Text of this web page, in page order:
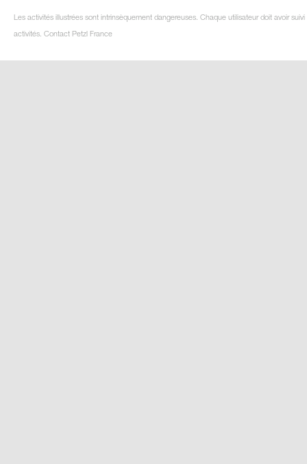
Les activités illustrées sont intrinsèquement dangereuses. Chaque utilisateur doit avoir
activités. Contact Petzl France